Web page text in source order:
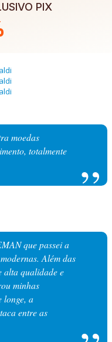
PIX
moedas
totalmente
que passei a
Além das
alta qualidade e
minhas
longe, a
entre as